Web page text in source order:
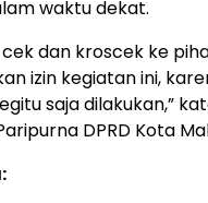
waktu dekat.
cek dan kroscek ke
izin kegiatan ini,
saja dilakukan,”
DPRD Kota